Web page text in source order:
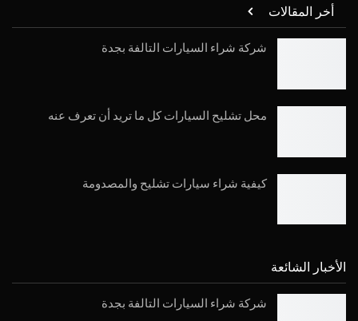
أخر المقالات
شركة شراء السيارات التالفة بجدة
محل تشليح السيارات كل ما تريد أن تعرف عنه
كيفية شراء سيارات تشليح والمصدومة
الأخبار الشائعة
شركة شراء السيارات التالفة بجدة